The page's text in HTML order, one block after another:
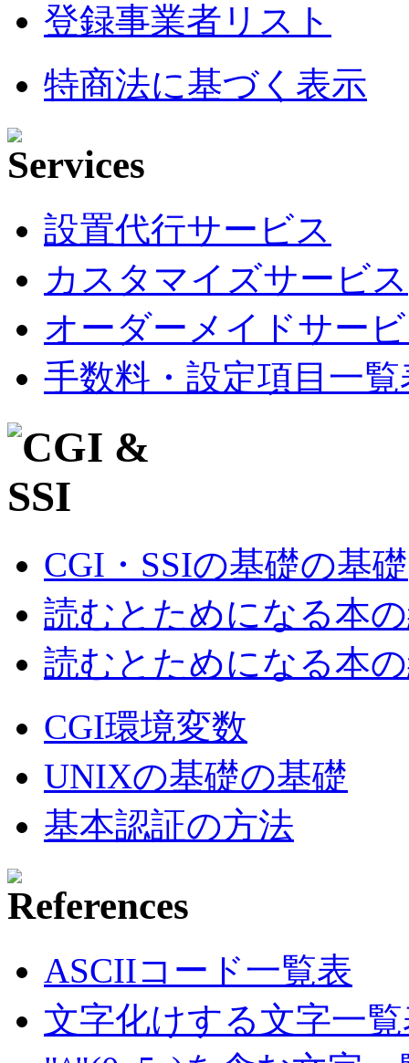
登録事業者リスト
特商法に基づく表示
設置代行サービス
カスタマイズサービス
オーダーメイドサー
手数料・設定項目一覧
CGI・SSIの基礎の基礎
読むとためになる本
読むとためになる本
CGI環境変数
UNIXの基礎の基礎
基本認証の方法
ASCIIコード一覧表
文字化けする文字一